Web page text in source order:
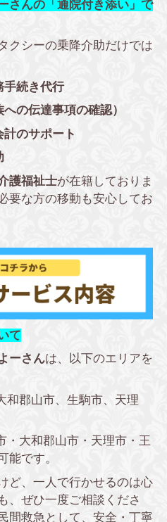
さんの「通院付き添い」で
クシーの乗降介助だけでは
手続き代行
の伝達事項の確認）
のサポート
護福祉士が在籍しておりま
要な方の移動も安心してお
て
ーさんは、以下のエリアを
和郡山市、生駒市、天理
・大和郡山市・天理市・王
能です。
ど、一人で行かせるのは心
ぜひ一度ご相談くださ
間救急として、安全・丁寧